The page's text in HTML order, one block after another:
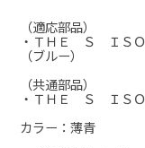
（適応部品）
・ＴＨＥ Ｓ ＩＳ
（ブルー）
（共通部品）
・ＴＨＥ Ｓ ＩＳ
カラー：薄青